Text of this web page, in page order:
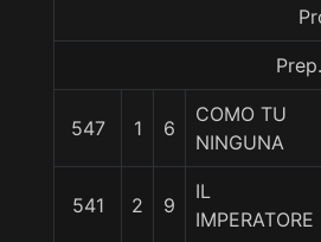
547 1 6
COMO TU
NINGUNA
541 2 9
IL
IMPERATORE